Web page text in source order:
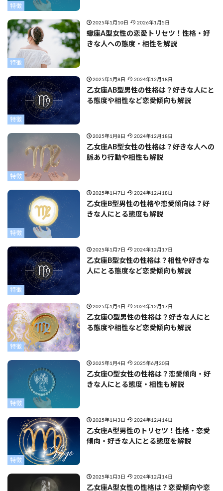
特徴
特徴
2025年1月10日 2026年1月5日
蠍座A型女性の恋愛トリセツ！性格・好
きな人への態度・相性を解説
特徴
2025年1月8日 2024年12月18日
乙女座AB型男性の性格は？好きな人にと
る態度や相性など恋愛傾向も解説
特徴
2025年1月8日 2024年12月18日
乙女座AB型女性の性格は？好きな人への
脈あり行動や相性も解説
特徴
2025年1月7日 2024年12月18日
乙女座B型男性の性格や恋愛傾向は？好
きな人にとる態度も解説
特徴
2025年1月7日 2024年12月17日
乙女座B型女性の性格は？相性や好きな
人にとる態度など恋愛傾向も解説
特徴
2025年1月4日 2024年12月17日
乙女座O型男性の性格は？好きな人にと
る態度や相性など恋愛傾向も解説
特徴
2025年1月4日 2025年6月20日
乙女座O型女性の性格は？恋愛傾向・好
きな人にとる態度・相性も解説
特徴
2025年1月3日 2024年12月14日
乙女座A型男性のトリセツ！性格・恋愛
傾向・好きな人にとる態度を解説
2025年1月3日 2024年12月14日
乙女座A型女性の性格は？恋愛傾向や恋